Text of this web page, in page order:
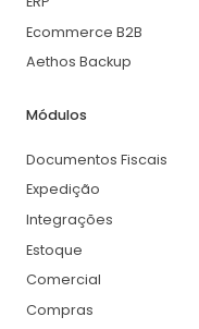
Ecommerce B2B
Aethos Backup
Módulos
Documentos Fiscais
Expedição
Integrações
Estoque
Comercial
Compras